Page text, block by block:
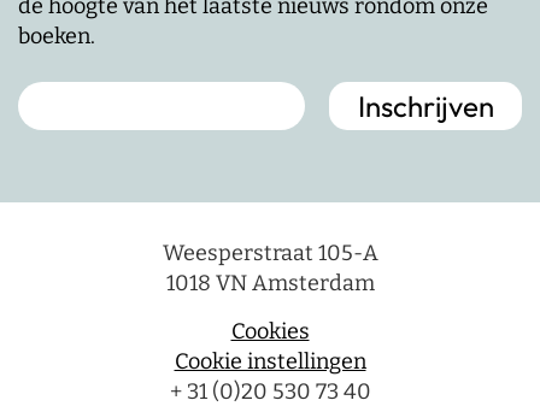
de hoogte van het laatste nieuws rondom onze
boeken.
Weesperstraat 105-A
1018 VN Amsterdam
Cookies
Cookie instellingen
+ 31 (0)20 530 73 40